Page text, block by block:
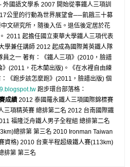
國語文學系 2007 開始從事鐵人三項訓
公里的行動為世界展望會──飢餓三十募
文研究所，隨後入伍。退伍後定居於花
2011 起擔任國立東華大學鐵人三項代表
學兼任講師 2012 起成為國際菁英鐵人隊
員之一 著有：《鐵人三項》(2010，臉譜
》(2011，花木蘭出版)。《在水裡自由練
《跑步該怎麼跑》(2011，臉譜出版) 個
跑步環台部落格：
成績2012 泰國羅永鐵人三項國際錦標賽
三項精英賽 總排第二名 2012 台南國際鐵
福隆泛舟鐵人男子全程組 總排第二名
總排第 第三名 2010 Ironman Taiwan
資格) 2010 台東半程超級鐵人賽(113km)
排第 第三名